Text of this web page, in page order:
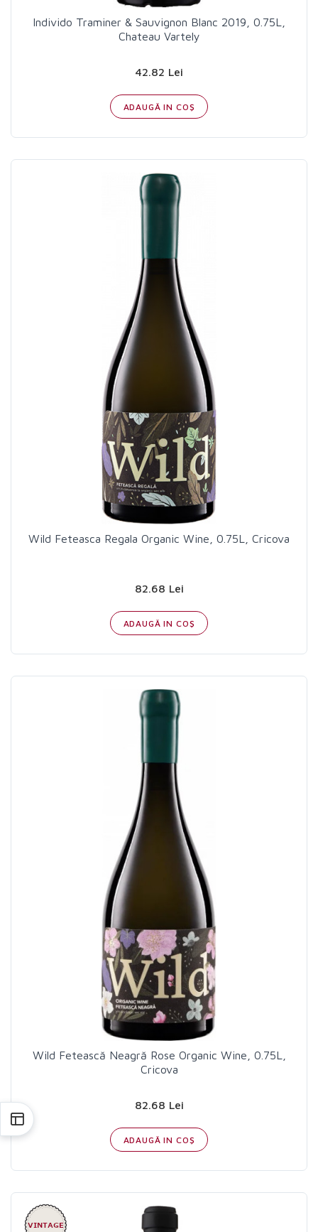
Individo Traminer & Sauvignon Blanc 2019, 0.75L,
Chateau Vartely
42.82 Lei
ADAUGĂ IN COŞ
Wild Feteasca Regala Organic Wine, 0.75L, Cricova
82.68 Lei
ADAUGĂ IN COŞ
Wild Fetească Neagră Rose Organic Wine, 0.75L,
Cricova
82.68 Lei
ADAUGĂ IN COŞ